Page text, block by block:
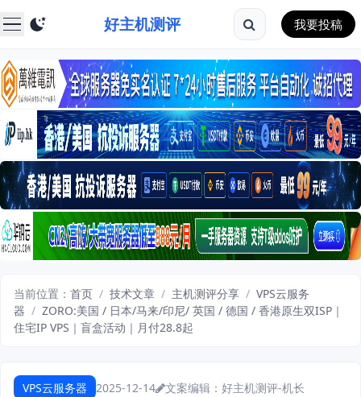
好主机测评 我要投稿
当前位置： 首页 / 技术文章 / 主机测评分享 / VPS云服务
器 / ZORO:美国 / 日本/马来/印尼/ 英国 / 德国 / 香港原生双ISP｜
住宅IP VPS｜盲盒活动｜月付28.8起
VPS云服务器 2025-12-14
文案编辑：好主机测评-机长